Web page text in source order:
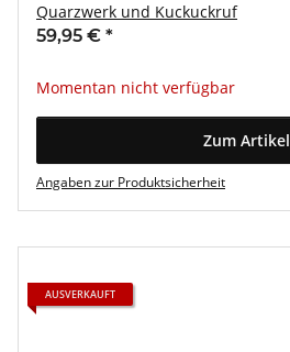
Quarzwerk und Kuckuckruf
59,95 € *
Momentan nicht verfügbar
Zum Artikel
Angaben zur Produktsicherheit
AUSVERKAUFT